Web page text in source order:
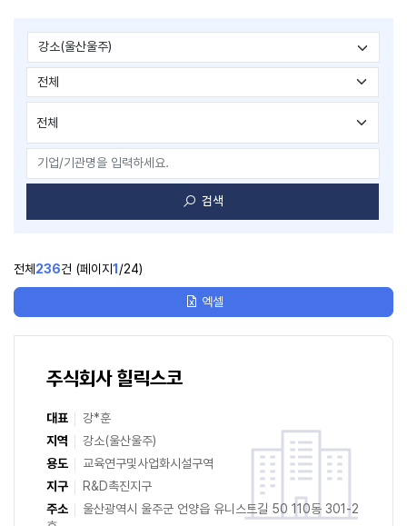
전체
검색
지역
소속지구
검색
전체236건 (페이지1/24)
엑셀
주식회사 힐릭스코
대표
강*훈
지역
강소(울산울주)
용도
교육연구및사업화시설구역
지구
R&D촉진지구
주소
울산광역시 울주군 언양읍 유니스트길 50 110동 301-2